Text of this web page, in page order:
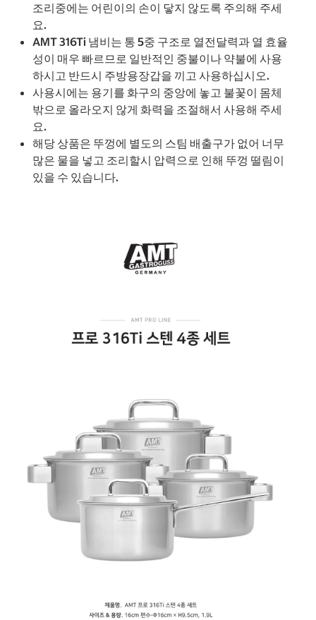
조리중에는 어린이의 손이 닿지 않도록 주의해 주세
요.
AMT 316Ti 냄비는 통 5중 구조로 열전달력과 열 효율
성이 매우 빠르므로 일반적인 중불이나 약불에 사용
하시고 반드시 주방용장갑을 끼고 사용하십시오.
사용시에는 용기를 화구의 중앙에 놓고 불꽃이 몸체
밖으로 올라오지 않게 화력을 조절해서 사용해 주세
요.
해당 상품은 뚜껑에 별도의 스팀 배출구가 없어 너무
많은 물을 넣고 조리할시 압력으로 인해 뚜껑 떨림이
있을 수 있습니다.